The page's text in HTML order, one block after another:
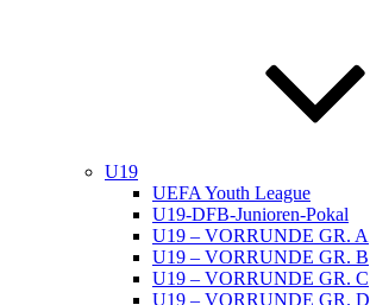
U19
UEFA Youth League
U19-DFB-Junioren-Pokal
U19 – VORRUNDE GR. A
U19 – VORRUNDE GR. B
U19 – VORRUNDE GR. C
U19 – VORRUNDE GR. D